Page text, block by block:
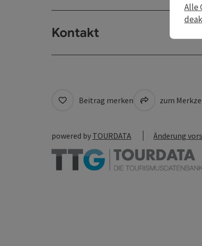
Kontakt
Beitrag merken zum
powered by TOURDATA Änderung
Alle